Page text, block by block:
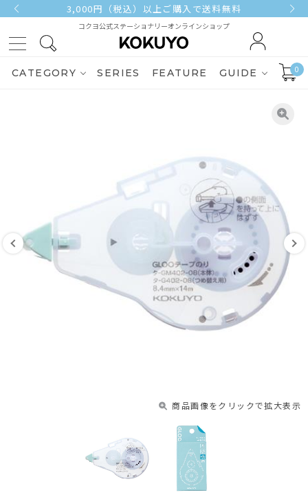
3,000円（税込）以上ご購入で送料無料
コクヨ公式ステーショナリーオンラインショップ
CATEGORY SERIES FEATURE GUIDE 0
商品画像をクリックで拡大表示